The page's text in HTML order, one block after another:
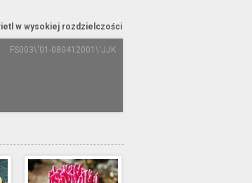
w wysokiej rozdzielczości
FS003\'01-080412001\'JJK